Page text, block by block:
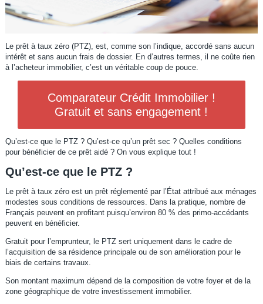
Le prêt à taux zéro (PTZ), est, comme son l’indique, accordé sans aucun
intérêt et sans aucun frais de dossier. En d’autres termes, il ne coûte rien
à l’acheteur immobilier, c’est un véritable coup de pouce.
Comparateur Crédit Immobilier !
Gratuit et sans engagement !
Qu’est-ce que le PTZ ? Qu’est-ce qu’un prêt sec ? Quelles conditions
pour bénéficier de ce prêt aidé ? On vous explique tout !
Qu’est-ce que le PTZ ?
Le prêt à taux zéro est un prêt réglementé par l’État attribué aux ménages
modestes sous conditions de ressources. Dans la pratique, nombre de
Français peuvent en profitant puisqu’environ 80 % des primo-accédants
peuvent en bénéficier.
Gratuit pour l’emprunteur, le PTZ sert uniquement dans le cadre de
l’acquisition de sa résidence principale ou de son amélioration pour le
biais de certains travaux.
Son montant maximum dépend de la composition de votre foyer et de la
zone géographique de votre investissement immobilier.